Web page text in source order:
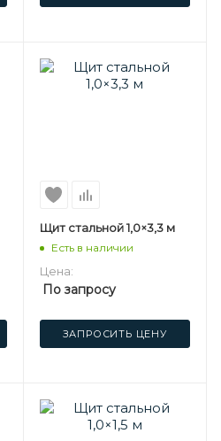
Щит стальной 1,0×3,3 м
Есть в наличии
Цена:
По запросу
ЗАПРОСИТЬ ЦЕНУ